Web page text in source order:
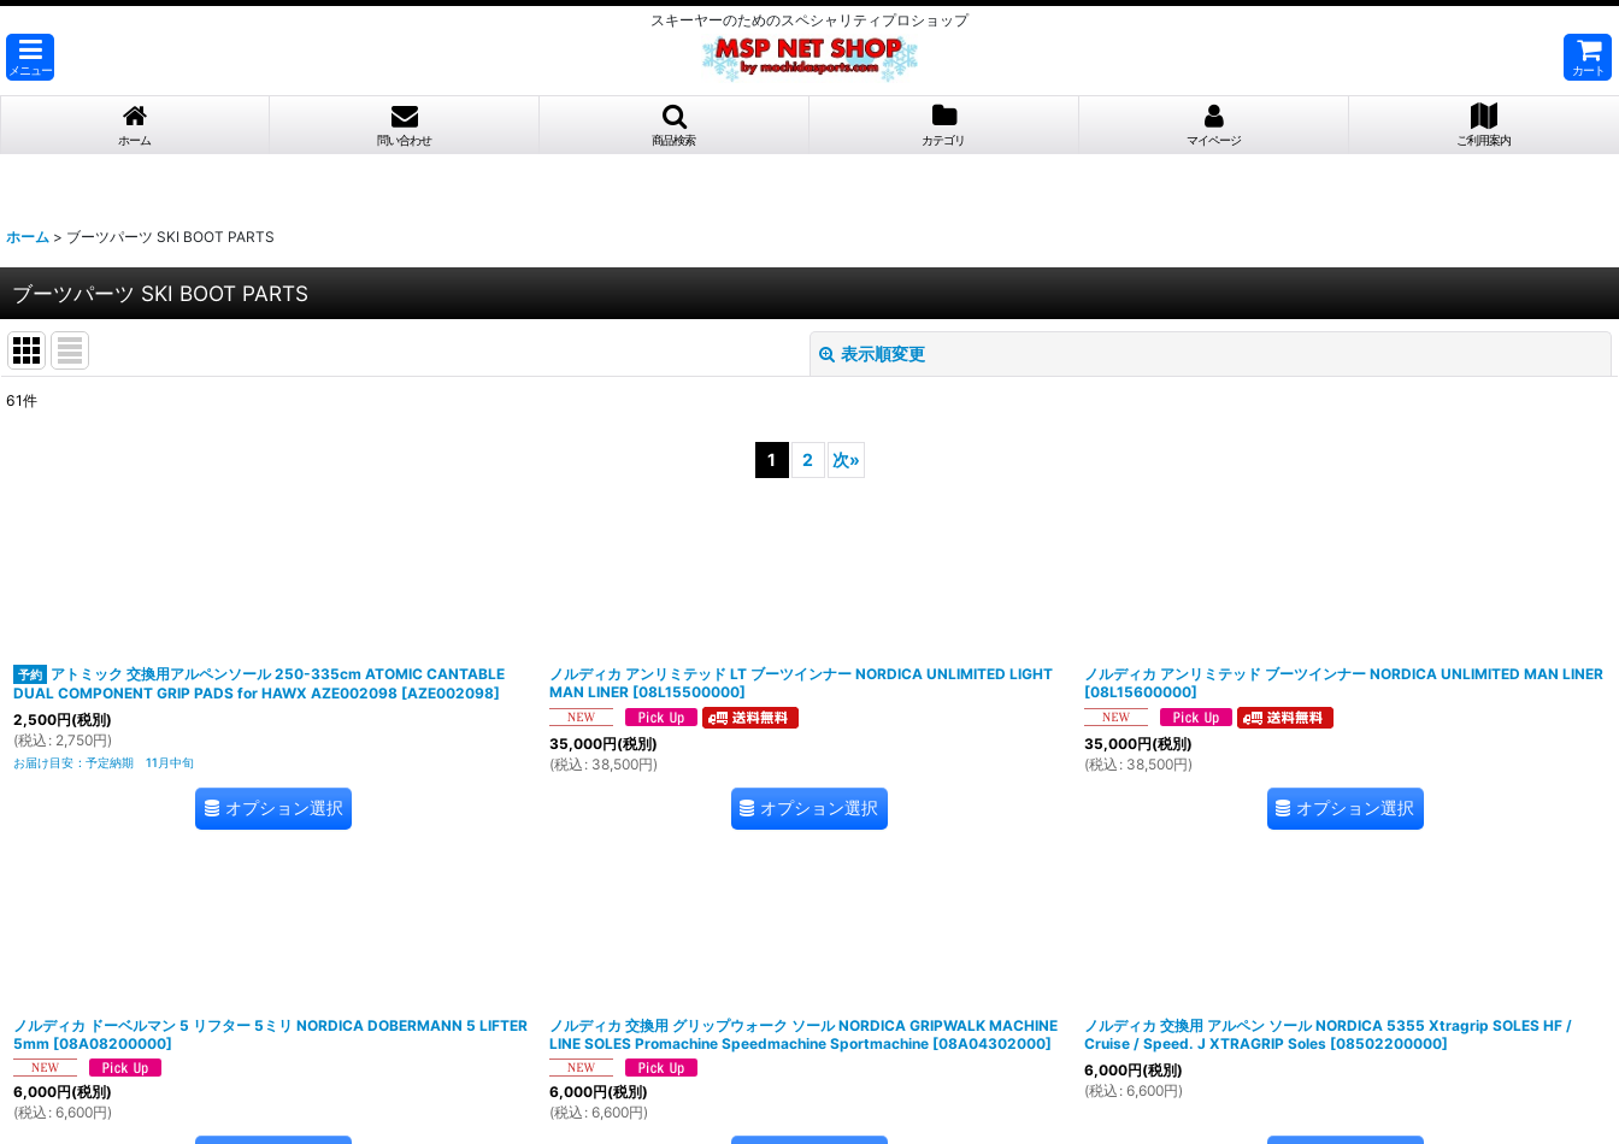
スキーヤーのためのスペシャリティプロショップ
メニュー カート
ホーム 問い合わせ 商品検索 カテゴリ マイページ ご利用案内
ホーム > ブーツパーツ SKI BOOT PARTS
ブーツパーツ SKI BOOT PARTS
表示順変更
61件
1 2 次»
アトミック 交換用アルペンソール 250-335cm ATOMIC CANTABLE
DUAL COMPONENT GRIP PADS for HAWX AZE002098 [AZE002098]
2,500円(税別)
(税込 : 2,750円)
お届け目安 : 予定納期 11月中旬
オプション選択
ノルディカ アンリミテッド LT ブーツインナー NORDICA UNLIMITED LIGHT
MAN LINER [08L15500000]
35,000円(税別)
(税込 : 38,500円)
オプション選択
ノルディカ アンリミテッド ブーツインナー NORDICA UNLIMITED MAN LINER
[08L15600000]
35,000円(税別)
(税込 : 38,500円)
オプション選択
ノルディカ ドーベルマン 5 リフター 5ミリ NORDICA DOBERMANN 5 LIFTER
5mm [08A08200000]
6,000円(税別)
(税込 : 6,600円)
ノルディカ 交換用 グリップウォーク ソール NORDICA GRIPWALK MACHINE
LINE SOLES Promachine Speedmachine Sportmachine [08A04302000]
6,000円(税別)
(税込 : 6,600円)
ノルディカ 交換用 アルペン ソール NORDICA 5355 Xtragrip SOLES HF /
Cruise / Speed. J XTRAGRIP Soles [08502200000]
6,000円(税別)
(税込 : 6,600円)